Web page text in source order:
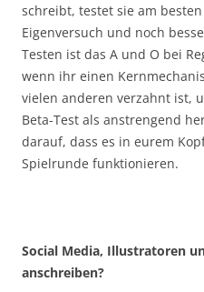
schreibt, testet sie am
Eigenversuch und noch
Testen ist das A und O bei
wenn ihr einen
vielen anderen verzahnt ist,
Beta-Test als anstrengend
darauf, dass es in eurem
Spielrunde funktionieren.
Social Media, Illustratoren
anschreiben?